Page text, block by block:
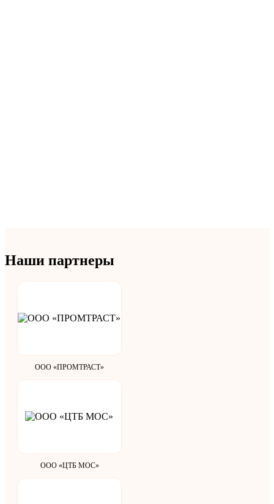
Наши партнеры
ООО «ПРОМТРАСТ»
ООО «ЦТБ МОС»